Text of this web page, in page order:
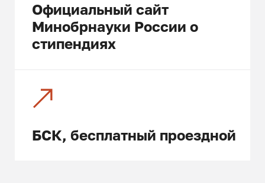
Официальный сайт
Минобрнауки России о
стипендиях
БСК, бесплатный проездной